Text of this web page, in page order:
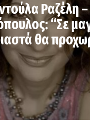
Ραζέλη –
“Σε
θα